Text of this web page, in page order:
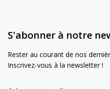
S'abonner à notre
Rester au courant de nos
Inscrivez-vous à la newsletter !